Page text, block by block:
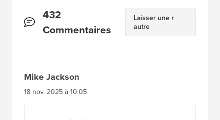
Interactions
des
432
Commentaires
Laisser une r
autre
Mike Jackson
18 nov. 2025 à 10:05